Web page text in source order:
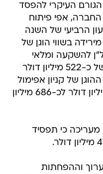
העיקרי להפסד
החברה, אפי פיתוח
הרביעי של השנה
בשווי הוגן של
להשקעה ומלאי
עבודות בביצוע בהיקף כולל של כ-522 מיליון דולר
של קניון אפימול
במוסקבה מסך של כ-990 מיליון דולר לכ-686 מיליון
כי תפסיד
וההפחתות